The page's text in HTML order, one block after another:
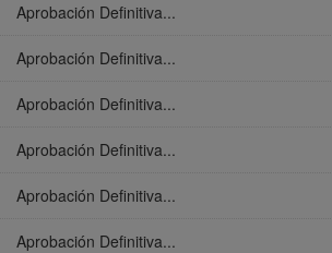
Aprobación Definitiva...
Aprobación Definitiva...
Aprobación Definitiva...
Aprobación Definitiva...
Aprobación Definitiva...
Aprobación Definitiva...